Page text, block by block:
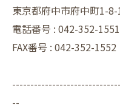
東京都府中市府中町1-
電話番号 : 042-352-1551
FAX番号 : 042-352-1552
--